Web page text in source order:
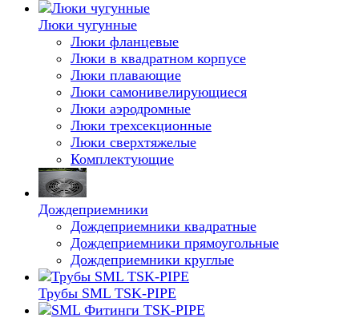
Люки чугунные
Люки фланцевые
Люки в квадратном корпусе
Люки плавающие
Люки самонивелирующиеся
Люки аэродромные
Люки трехсекционные
Люки сверхтяжелые
Комплектующие
Дождеприемники
Дождеприемники квадратные
Дождеприемники прямоугольные
Дождеприемники круглые
Трубы SML TSK-PIPE